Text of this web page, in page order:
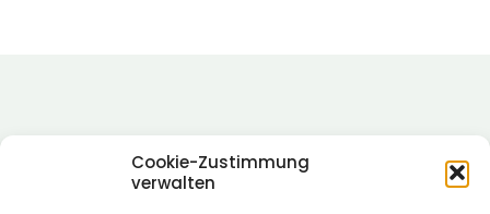
Cookie-Zustimmung
verwalten